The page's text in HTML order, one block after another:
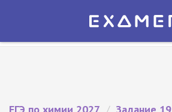
Экзамер — ЕГЭ 2027